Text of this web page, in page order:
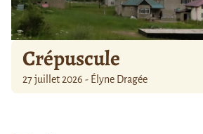
Crépuscule
27 juillet 2026 - Élyne Dragée